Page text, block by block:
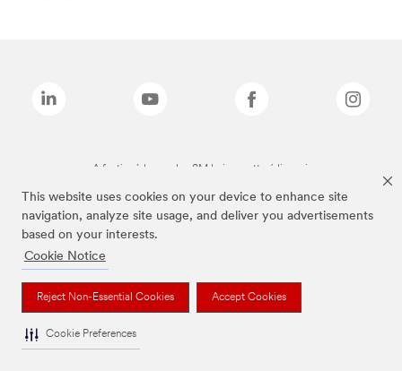
This website uses cookies on your device to enhance site
navigation, analyze site usage, and deliver you advertisements
based on your interests.
Cookie Notice
Reject Non-Essential Cookies Accept Cookies
Cookie Preferences
A fenti márkanevek a 3M bejegyzett védjegyei.